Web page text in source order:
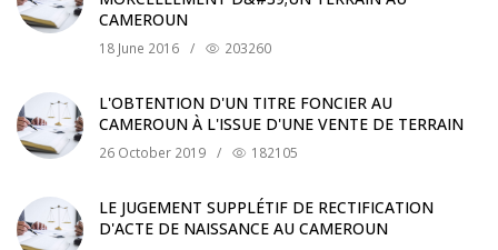
CAMEROUN
18 June 2016 / 203260
L'OBTENTION D'UN TITRE FONCIER AU
CAMEROUN À L'ISSUE D'UNE VENTE DE TERRAIN
26 October 2019 / 182105
LE JUGEMENT SUPPLÉTIF DE RECTIFICATION
D'ACTE DE NAISSANCE AU CAMEROUN